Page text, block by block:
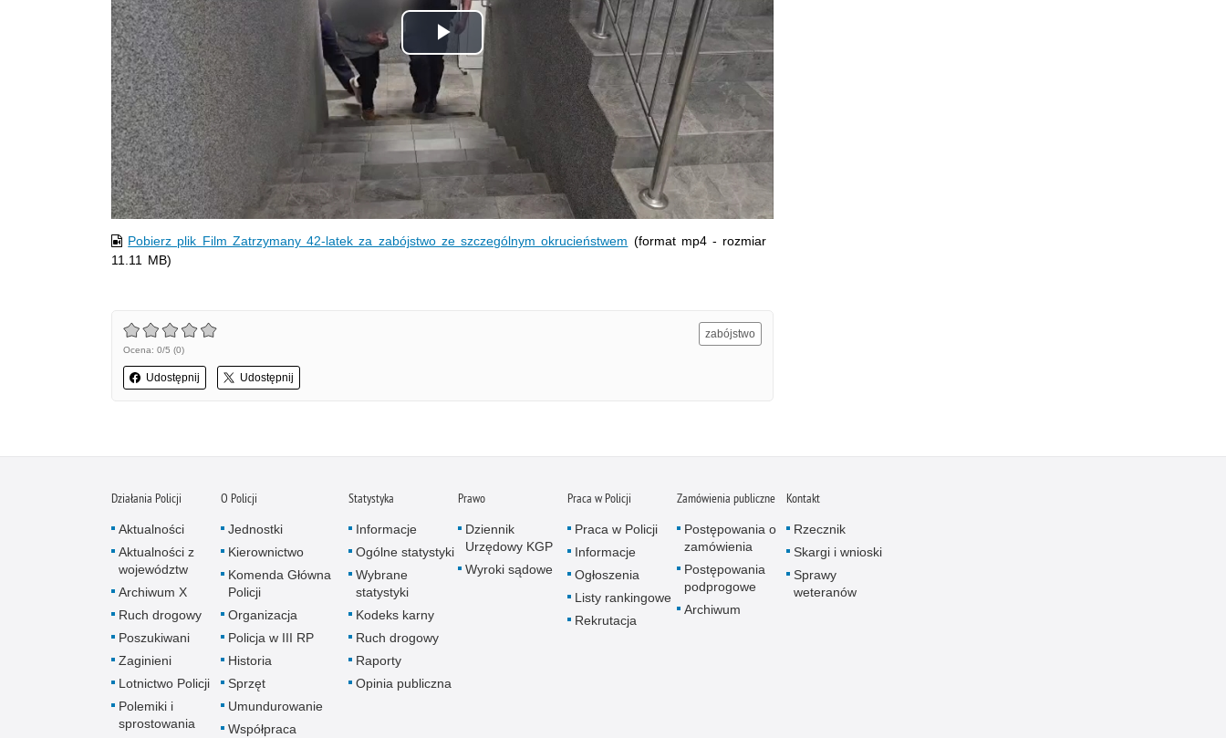
Odtwórz
wideo
Pobierz plik Film Zatrzymany 42-latek za zabójstwo ze szczególnym okrucieństwem (format mp4 - rozmiar
11.11 MB)
Ocena: 0/5 (0)
Udostępnij Udostępnij
zabójstwo
Podrabianie znaków towarowych
Pogryzienia przez psy
Polemiki i sprostowania
Policja inaczej
Działania Policji
Aktualności
Aktualności z
województw
Archiwum X
Ruch drogowy
Poszukiwani
Zaginieni
Lotnictwo Policji
Polemiki i
sprostowania
O Policji
Jednostki
Kierownictwo
Komenda Główna
Policji
Organizacja
Policja w III RP
Historia
Sprzęt
Umundurowanie
Współpraca
Statystyka
Informacje
Ogólne statystyki
Wybrane
statystyki
Kodeks karny
Ruch drogowy
Raporty
Opinia publiczna
Prawo
Dziennik
Urzędowy KGP
Wyroki sądowe
Praca w Policji
Praca w Policji
Informacje
Ogłoszenia
Listy rankingowe
Rekrutacja
Zamówienia publiczne
Postępowania o
zamówienia
Postępowania
podprogowe
Archiwum
Kontakt
Rzecznik
Skargi i wnioski
Sprawy
weteranów